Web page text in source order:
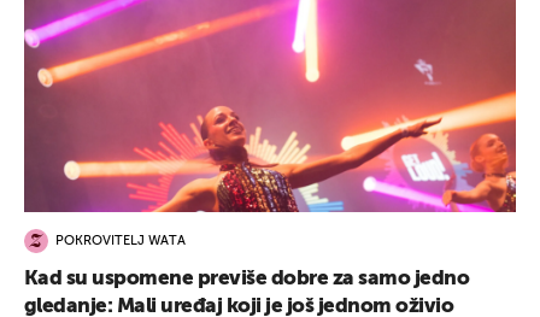
POKROVITELJ WATA
Kad su uspomene previše dobre za samo jedno
gledanje: Mali uređaj koji je još jednom oživio